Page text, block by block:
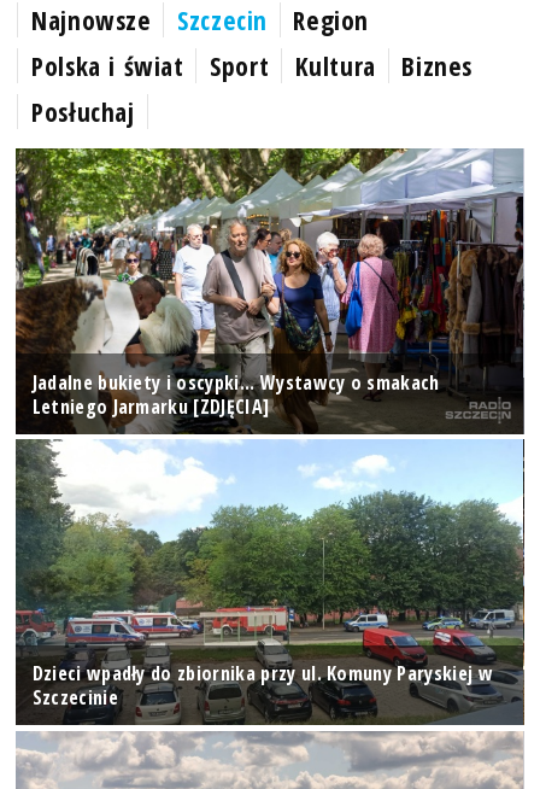
Najnowsze Szczecin
Region
Polska i świat
Sport Kultura
Biznes
Posłuchaj
Jadalne bukiety i oscypki... Wystawcy o smakach
Letniego Jarmarku [ZDJĘCIA]
Dzieci wpadły do zbiornika przy ul. Komuny Paryskiej w
Szczecinie